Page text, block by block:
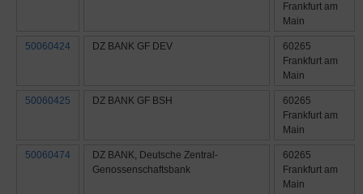
Frankfurt am
Main
50060424 DZ BANK GF DEV
60265
Frankfurt am
Main
50060425 DZ BANK GF BSH
60265
Frankfurt am
Main
50060474
DZ BANK, Deutsche Zentral-
Genossenschaftsbank
60265
Frankfurt am
Main